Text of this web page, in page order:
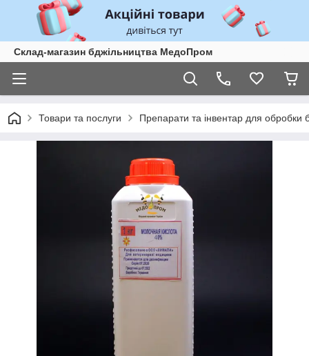
Склад-магазин бджільництва МедоПром
Товари та послуги Препарати та інвентар для обробки